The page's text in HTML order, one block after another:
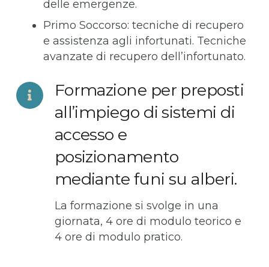
delle emergenze.
Primo Soccorso: tecniche di recupero
e assistenza agli infortunati. Tecniche
avanzate di recupero dell’infortunato.
Formazione per preposti
all’impiego di sistemi di
accesso e
posizionamento
mediante funi su alberi.
La formazione si svolge in una
giornata, 4 ore di modulo teorico e
4 ore di modulo pratico.